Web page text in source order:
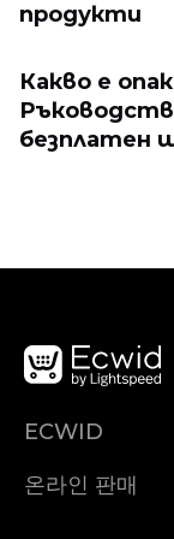
продукти
Какво е
безплатен
ECWID
도움말 센터
온라인 판매